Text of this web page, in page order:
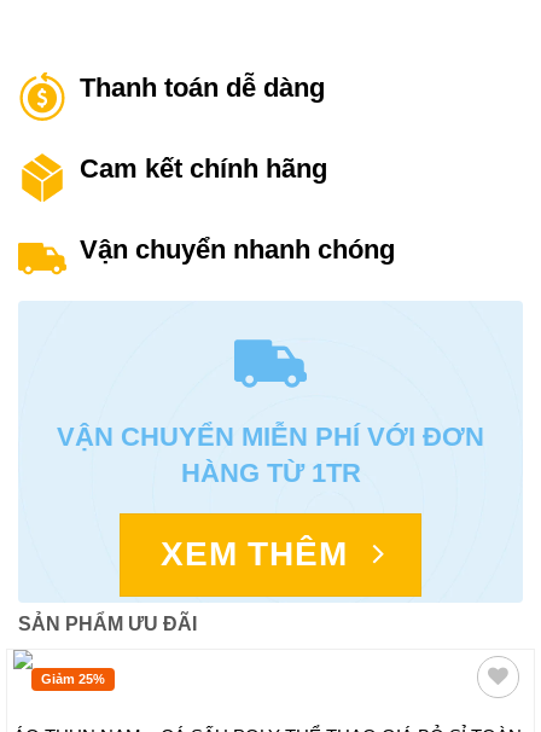
Thanh toán dễ dàng
Cam kết chính hãng
Vận chuyển nhanh chóng
VẬN CHUYỂN MIỄN PHÍ VỚI ĐƠN
HÀNG TỪ 1TR
XEM THÊM
SẢN PHẨM ƯU ĐÃI
Giảm 25%